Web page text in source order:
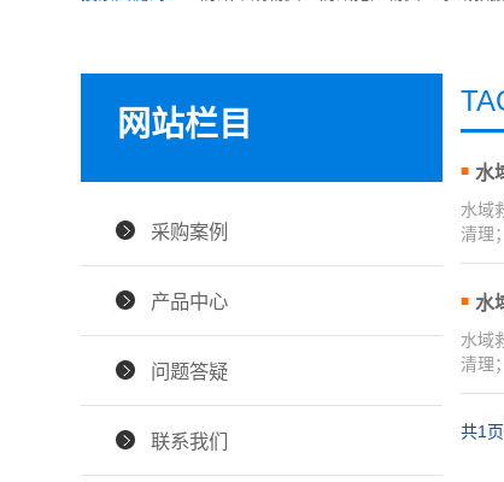
网站栏目
采购案例
产品中心
问题答疑
联系我们
水
水域
清理
水
水域
清理
共1